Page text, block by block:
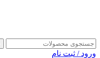
ورود / ثبت نام